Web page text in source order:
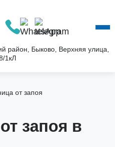
район, Быково, Верхняя улица,
1кЛ
от запоя
запоя в